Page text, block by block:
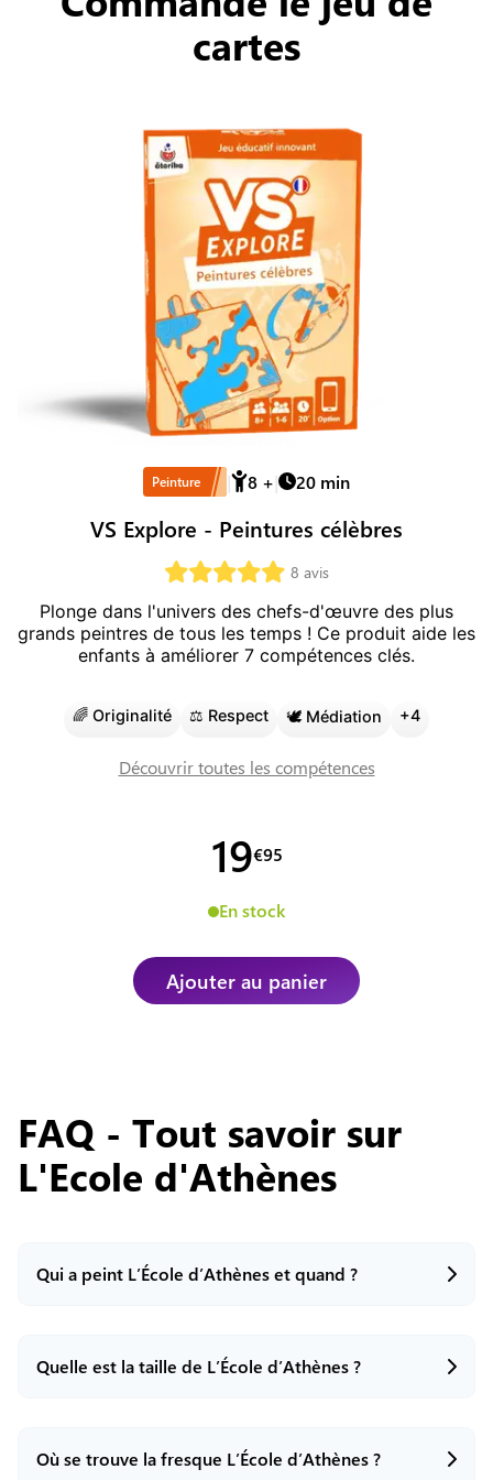
cartes
Peinture 8 + 20 min
VS Explore - Peintures célèbres
8 avis
Plonge dans l'univers des chefs-d'œuvre des plus
grands peintres de tous les temps ! Ce produit aide les
enfants à améliorer 7 compétences clés.
🌈 Originalité ⚖️ Respect 🕊️ Médiation +4
Découvrir toutes les compétences
19€95
En stock
Ajouter au panier
FAQ - Tout savoir sur
L'Ecole d'Athènes
Qui a peint L’École d’Athènes et quand ?
L’École d’Athènes est une fresque réalisée par
Quelle est la taille de L’École d’Athènes ?
La fresque mesure environ 500 cm de hauteur sur
Où se trouve la fresque L’École d’Athènes ?